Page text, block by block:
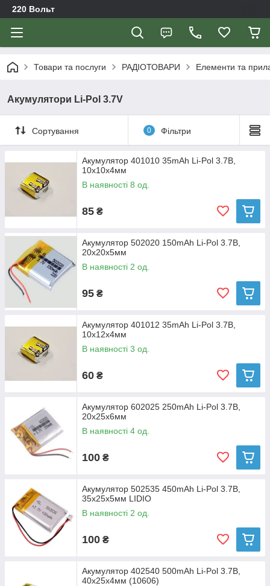
220 Вольт
Товари та послуги РАДІОТОВАРИ Елементи та
Акумулятори Li-Pol 3.7V
Сортування 0 Фільтри
Акумулятор 401010 35mAh Li-Pol 3.7В,
10х10х4мм
В наявності 8 од.
85 ₴
Акумулятор 502020 150mAh Li-Pol 3.7В,
20х20х5мм
В наявності 2 од.
95 ₴
Акумулятор 401012 35mAh Li-Pol 3.7В,
10х12х4мм
В наявності 3 од.
60 ₴
Акумулятор 602025 250mAh Li-Pol 3.7В,
20х25х6мм
В наявності 4 од.
100 ₴
Акумулятор 502535 450mAh Li-Pol 3.7В,
35х25х5мм LIDIO
В наявності 2 од.
100 ₴
Акумулятор 402540 500mAh Li-Pol 3.7В,
40х25х4мм (10606)